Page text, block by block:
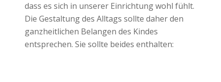
dass es sich in unserer Einrichtung wohl fühlt.
Die Gestaltung des Alltags sollte daher den
ganzheitlichen Belangen des Kindes
entsprechen. Sie sollte beides enthalten: